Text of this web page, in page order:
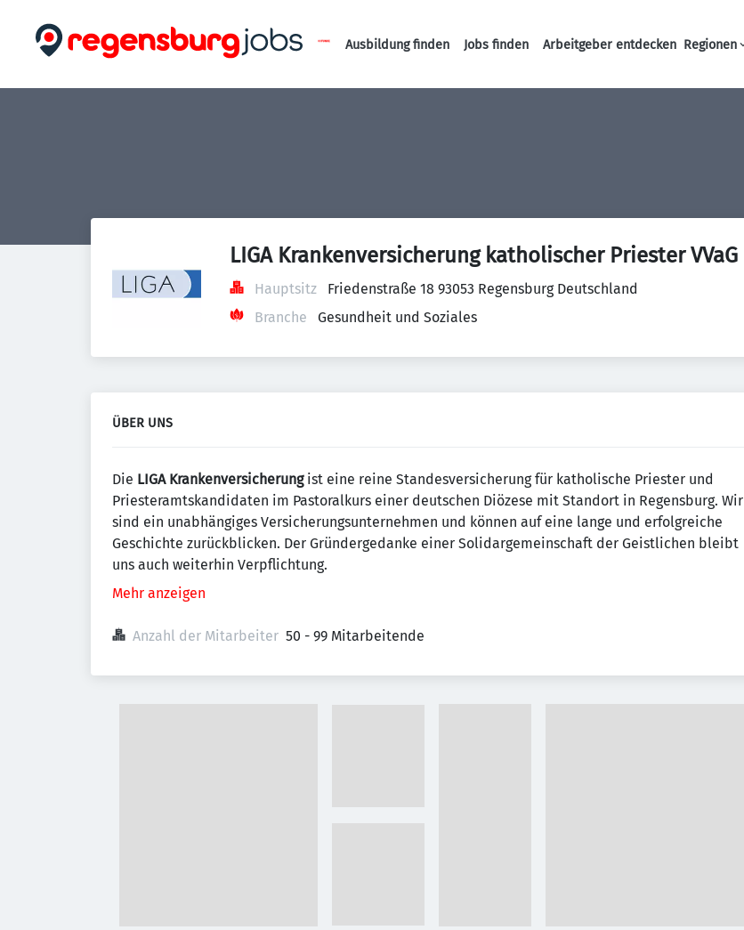
Haupt-Navigation
Ausbildung finden Jobs finden Arbeitgeber entdecken Regionen
LIGA Krankenversicherung katholischer Priester VVaG
Hauptsitz
Friedenstraße 18 93053 Regensburg Deutschland
Branche
Gesundheit und Soziales
ÜBER UNS
Die LIGA Krankenversicherungist eine reine Standes­ver­sicherung für katholische Priester und
Priester­amts­kandidaten im Pastoralkurs einer deutschen Diözese mit Standort in Regensburg. Wir
sind ein unabhängiges Ver­sicherungs­unter­nehmen und können auf eine lange und er­folgreiche
Geschichte zurück­blicken. Der Gründer­gedanke einer Solidar­gemein­schaft der Geistlichen bleibt
uns auch weiterhin Verpflichtung.
Mehr anzeigen
Anzahl der Mitarbeiter 50 - 99 Mitarbeitende